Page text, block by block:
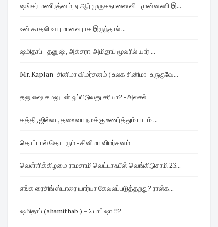
ஷங்கர் மணிரத்னம், ஏ ஆர் முருகதாஸை விட முன்னணி இ...
உன் காதலி உயரமானவராக இருந்தால் ...
ஷமிதாப் - தனுஷ் , அக்சரா, அமிதாப் மூவரில் யார் ...
Mr. Kaplan- சினிமா விமர்சனம் ( உலக சினிமா -உருகுவே...
தனுஷை கமலுடன் ஒப்பிடுவது சரியா? - அலசல்
கத்தி , ஜில்லா , தலைவா நமக்கு உணர்த்தும் பாடம் ...
தொட்டால் தொடரும் - சினிமா விமர்சனம்
வெள்ளிக்கிழமை ராமசாமி வெட்டாஃபீஸ் வெங்கிடுசாமி 23...
எங்க ரைசிங் ஸ்டாரை யார்யா கேவலப்படுத்தறது? ராஸ்க...
ஷமிதாப் (shamithab ) = 2 பாட்ஷா !!?